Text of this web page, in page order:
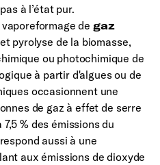
à l’état pur.
de gaz
pyrolyse de la biomasse,
ou photochimique de
à partir d'algues ou de
occasionnent une
de gaz à effet de serre
% des émissions du
aussi à une
aux émissions de dioxyde